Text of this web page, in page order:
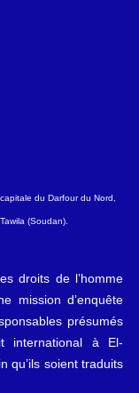
du Darfour du Nord,
(Soudan).
droits de l’homme
mission d’enquête
présumés
international à El-
qu’ils soient traduits